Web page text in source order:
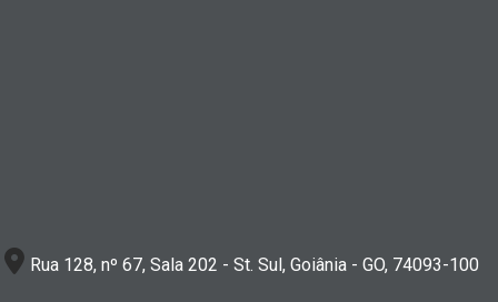
Rua 128, nº 67, Sala 202 - St. Sul, Goiânia - GO, 74093-100